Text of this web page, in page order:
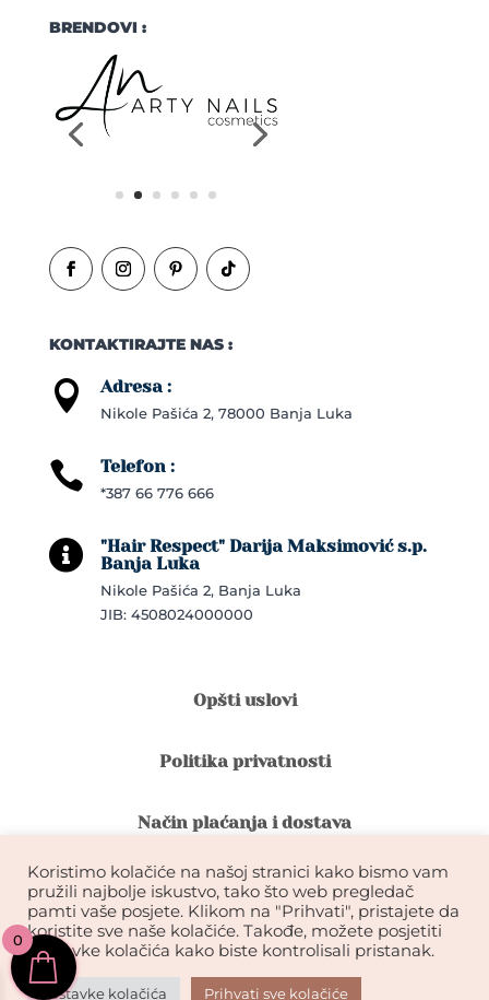
BRENDOVI :
KONTAKTIRAJTE NAS :
 Adresa :
Nikole Pašića 2, 78000 Banja Luka
 Telefon :
*387 66 776 666

"Hair Respect" Darija Maksimović s.p.
Banja Luka
Nikole Pašića 2, Banja Luka
JIB: 4508024000000
Opšti uslovi
Politika privatnosti
Način plaćanja i dostava
Reklamacije i povrat robe
Garancija na kvalitet ekstenzija
Koristimo kolačiće na našoj stranici kako bismo vam
pružili najbolje iskustvo, tako što web pregledač
pamti vaše posjete. Klikom na "Prihvati", pristajete da
koristite sve naše kolačiće. Takođe, možete posjetiti
postavke kolačića kako biste kontrolisali pristanak.
Postavke kolačića Prihvati sve kolačiće
0